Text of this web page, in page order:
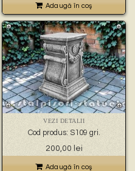
Adaugă în coş
VEZI DETALII
Cod produs: S109 gri.
200,00 lei
Adaugă în coş